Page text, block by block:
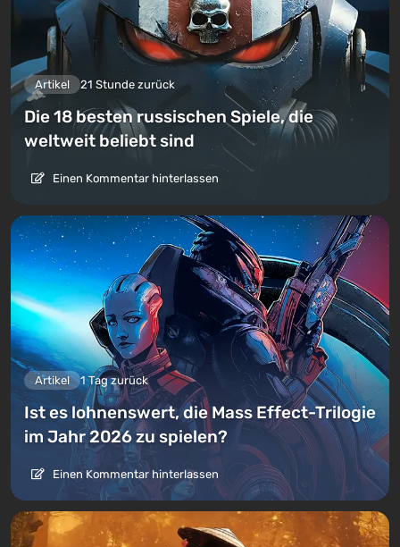
Artikel 21 Stunde zurück
Die 18 besten russischen Spiele, die
weltweit beliebt sind
Einen Kommentar hinterlassen
Artikel 1 Tag zurück
Ist es lohnenswert, die Mass Effect-Trilogie
im Jahr 2026 zu spielen?
Einen Kommentar hinterlassen